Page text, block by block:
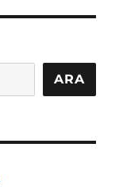
ARA